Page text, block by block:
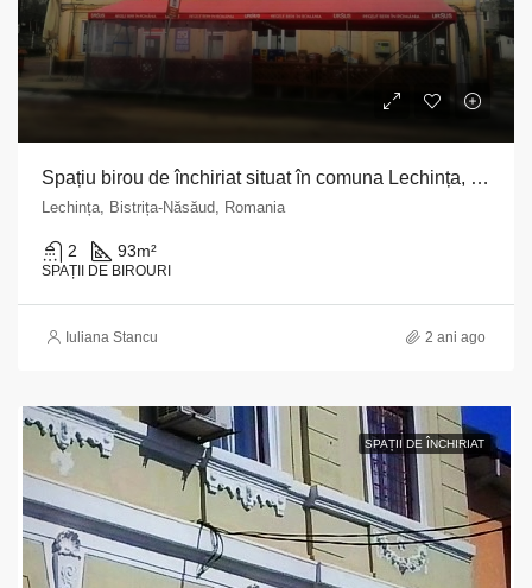
Spațiu birou de închiriat situat în comuna Lechința, str. Principală, nr. 219, județul Bistrița Năsăud
Lechința, Bistrița-Năsăud, Romania
2 93m²
SPAȚII DE BIROURI
Iuliana Stancu 2 ani ago
SPAȚII DE ÎNCHIRIAT